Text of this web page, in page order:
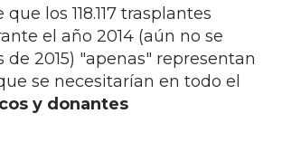
que los 118.117 trasplantes
el año 2014 (aún no se
de 2015) "apenas" representan
se necesitarían en todo el
y donantes